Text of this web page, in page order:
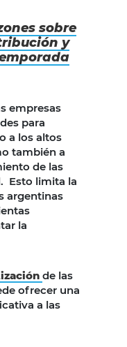
sobre
y
empresas
para
a los altos
también a
de las
Esto limita la
argentinas
la
de las
ofrecer una
a las